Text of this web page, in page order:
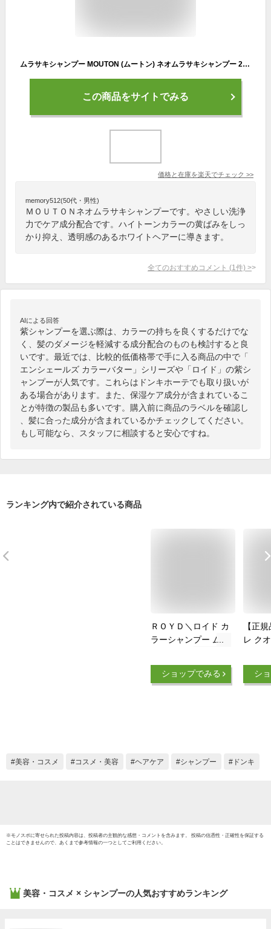
ムラサキシャンプー MOUTON (ムートン) ネオムラサキシャンプー 250mL ムラシャン 紫シャンプー カラーシャンプー ブリーチケア シルバー アッシュ 長持ち パープル
この商品をサイトでみる
価格と在庫を楽天でチェック >>
memory512(50代・男性)
ＭＯＵＴＯＮネオムラサキシャンプーです。やさしい洗浄
力でケア成分配合です。ハイトーンカラーの黄ばみをしっ
かり抑え、透明感のあるホワイトヘアーに導きます。
全てのおすすめコメント (1 件) >
AIによる回答
紫シャンプーを選ぶ際は、カラーの持ちを良くするだけでな
く、髪のダメージを軽減する成分配合のものも検討すると良
いです。最近では、比較的低価格帯で手に入る商品の中で「
エンシェールズ カラーバター」シリーズや「ロイド」の紫シ
ャンプーが人気です。これらはドンキホーテでも取り扱いが
ある場合があります。また、保湿ケア成分が含まれているこ
とが特徴の製品も多いです。購入前に商品のラベルを確認し
、髪に合った成分が含まれているかチェックしてください。
もし可能なら、スタッフに相談すると安心ですね。
ランキング内で紹介されている商品
ＲＯＹＤ＼ロイド カ
ラーシャンプー ムラ
ショップでみる
【正
レ ク
ル
プー
シ
美容・コスメ コスメ・美容 ヘアケア シャンプー ドンキ
※モノスポに寄せられた投稿内容は、投稿者の主観的な感想・コメントを含みます。 投稿の信憑性・正確性を保証する
ことはできませんので、あくまで参考情報の一つとしてご利用ください。
美容・コスメ × シャンプーの人気おすすめランキング